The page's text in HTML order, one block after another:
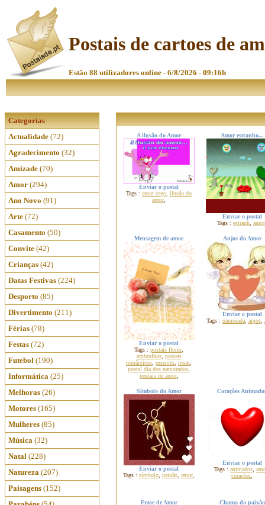
Postais de cartoes de
Estão 88 utilizadores online - 6/8/2026 - 09:16h
Categorias
Actualidade (72)
Agradecimento (32)
Amizade (70)
Amor (294)
Ano Novo (91)
Arte (72)
Casamento (50)
Convite (42)
Crianças (42)
Datas Festivas (224)
Desporto (85)
Divertimento (211)
Férias (78)
Festas (72)
Futebol (190)
Informática (25)
Melhoras (26)
Motores (165)
Mulheres (85)
Música (32)
Natal (228)
Natureza (207)
Paisagens (152)
A ilusão do Amor
Enviar o postal
Tags : amor cego ilusão do
amor,
Amor estranho...
Enviar o postal
Tags : estranh amor
Mensagem de amor
Enviar o postal
Tags : postais flores
embrulhos, postais
românticos prsentes rosas
postal dia dos namorados
postais de amor,
Anjos do Amor
Enviar o postal
Tags : namorada, anjos,
Símbolo do Amor
Enviar o postal
Tags : símbolo paixão amor,
Corações
Enviar o postal
Tags : animados
corações
Frase de Amor Chama da paixão